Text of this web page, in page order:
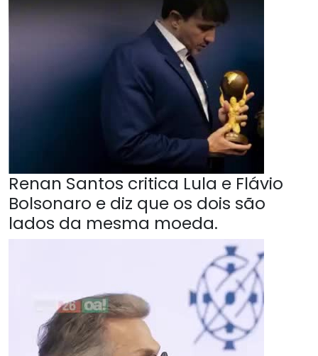
Renan Santos critica Lula e Flávio
Bolsonaro e diz que os dois são
lados da mesma moeda.